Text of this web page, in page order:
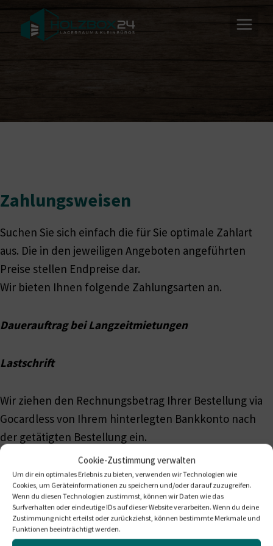
Cookie-Zustimmung verwalten
Um dir ein optimales Erlebnis zu bieten, verwenden wir Technologien wie
Cookies, um Geräteinformationen zu speichern und/oder darauf zuzugreifen.
Wenn du diesen Technologien zustimmst, können wir Daten wie das
Surfverhalten oder eindeutige IDs auf dieser Website verarbeiten. Wenn du deine
Zustimmung nicht erteilst oder zurückziehst, können bestimmte Merkmale und
Funktionen beeinträchtigt werden.
Inhalt
springen
ZahlungsWeisen
Suchen Sie sich einfach die für Sie optimale Zahlart
aus. Die in den jeweiligen Angeboten angeführten
Preise stellen Endpreise dar.
Wir bieten Ihnen folgende Zahlungsarten an.
Dauerauftrag bei Langzeitmietungen
Lastschrift
Wir ziehen den Rechnungsbetrag Ihrer Bestellung via
Gocardless von Ihrem hinterlegten Bankkonto nach
der getätigten Bestellung ein.
Vorkasse per Überweisung
Notwendige Bankverbindung
Kontoinhaber: Christian Kläring, Andreas Röder